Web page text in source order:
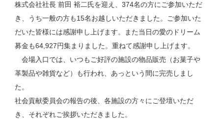
株式会社社長 前田 裕二氏を迎え、374名の方にご参加いただ
き、うち一般の方も15名お越しいただきました。ご参加いた
だいた皆様には感謝申し上げます。また当日の愛のドリーム
募金も64,927円集まりました。重ねて感謝申し上げます。
会場入口では、いつもご好評の施設の物品販売（お菓子や
革製品や雑貨など）も行われ、あっという間に完売しまし
た。
社会貢献委員会の報告の後、各施設の方々にご登壇いただ
き、それぞれご挨拶いただきました。